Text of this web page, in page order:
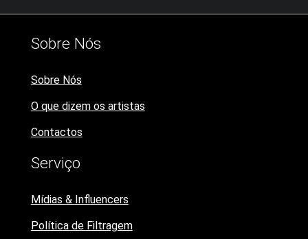
Sobre Nós
Sobre Nós
O que dizem os artistas
Contactos
Serviço
Mídias & Influencers
Política de Filtragem